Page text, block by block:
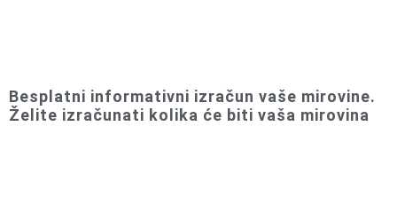
Besplatni informativni izračun vaše mirovine.
Želite izračunati kolika će biti vaša mirovina